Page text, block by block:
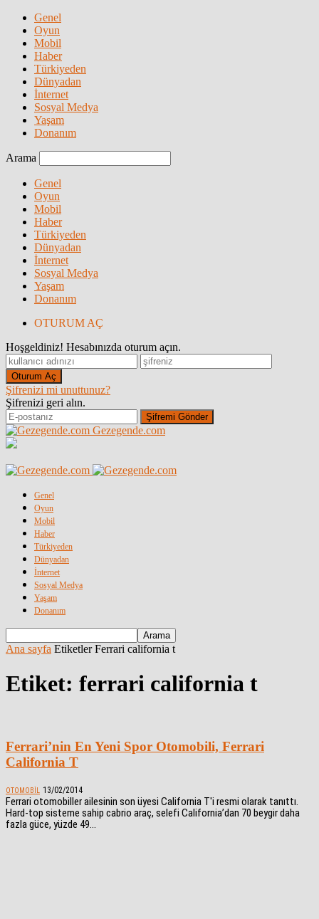
Genel
Oyun
Mobil
Haber
Türkiyeden
Dünyadan
İnternet
Sosyal Medya
Yaşam
Donanım
Arama
Genel
Oyun
Mobil
Haber
Türkiyeden
Dünyadan
İnternet
Sosyal Medya
Yaşam
Donanım
OTURUM AÇ
Hoşgeldiniz! Hesabınızda oturum açın.
Şifrenizi mi unuttunuz?
Şifrenizi geri alın.
Gezegende.com
Genel
Oyun
Mobil
Haber
Türkiyeden
Dünyadan
İnternet
Sosyal Medya
Yaşam
Donanım
Ana sayfa Etiketler Ferrari california t
Etiket: ferrari california t
Ferrari’nin En Yeni Spor Otomobili, Ferrari
California T
OTOMOBIL 13/02/2014
Ferrari otomobiller ailesinin son üyesi California T'i resmi olarak tanıttı.
Hard-top sisteme sahip cabrio araç, selefi California’dan 70 beygir daha
fazla güce, yüzde 49...